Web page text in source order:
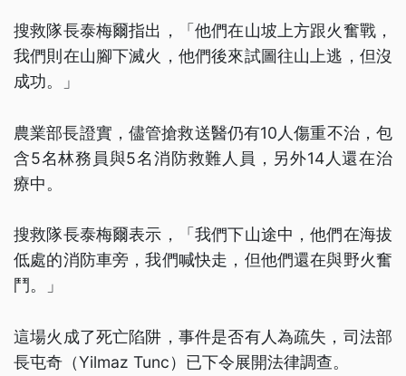
搜救隊長泰梅爾指出，「他們在山坡上方跟火奮戰，
我們則在山腳下滅火，他們後來試圖往山上逃，但沒
成功。」
農業部長證實，儘管搶救送醫仍有10人傷重不治，包
含5名林務員與5名消防救難人員，另外14人還在治
療中。
搜救隊長泰梅爾表示，「我們下山途中，他們在海拔
低處的消防車旁，我們喊快走，但他們還在與野火奮
鬥。」
這場火成了死亡陷阱，事件是否有人為疏失，司法部
長屯奇（Yilmaz Tunc）已下令展開法律調查。